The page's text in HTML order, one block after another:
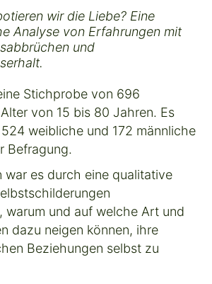
wir die Liebe? Eine
Analyse von Erfahrungen mit
und
Stichprobe von 696
von 15 bis 80 Jahren. Es
weibliche und 172 männliche
Befragung.
war es durch eine qualitative
warum und auf welche Art und
dazu neigen können, ihre
Beziehungen selbst zu